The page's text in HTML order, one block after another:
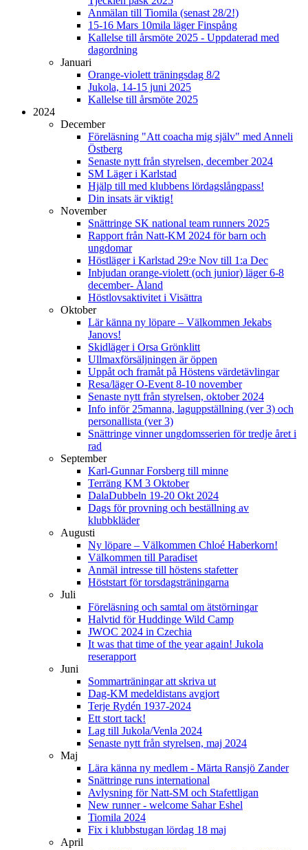
Anmälan till Tiomila (senast 28/2!)
15-16 Mars 10mila läger Finspång
Kallelse till årsmöte 2025 - Uppdaterad med
dagordning
Januari
Orange-violett träningsdag 8/2
Jukola, 14-15 juni 2025
Kallelse till årsmöte 2025
2024
December
Föreläsning "Att coacha mig själv" med Anneli
Östberg
Senaste nytt från styrelsen, december 2024
SM Läger i Karlstad
Hjälp till med klubbens lördagslångpass!
Din insats är viktig!
November
Snättringe SK national team runners 2025
Rapport från Natt-KM 2024 för barn och
ungdomar
Höstläger i Karlstad 29:e Nov till 1:a Dec
Inbjudan orange-violett (och junior) läger 6-8
december- Åland
Höstlovsaktivitet i Visättra
Oktober
Lär känna ny löpare – Välkommen Jekabs
Janovs!
Skidläger i Orsa Grönklitt
Ullmaxförsäljningen är öppen
Uppåt och framåt på Höstens värdetävlingar
Resa/läger O-Event 8-10 november
Senaste nytt från styrelsen, oktober 2024
Info inför 25manna, laguppställning (ver 3) och
personallista (ver 3)
Snättringe vinner ungdomsserien för tredje året i
rad
September
Karl-Gunnar Forsberg till minne
Terräng KM 3 Oktober
DalaDubbeln 19-20 Okt 2024
Dags för provning och beställning av
klubbkläder
Augusti
Ny löpare – Välkommen Chloé Haberkorn!
Välkommen till Paradiset
Anmäl intresse till höstens stafetter
Höststart för torsdagsträningarna
Juli
Föreläsning och samtal om ätstörningar
Halvtid för Huddinge Wild Camp
JWOC 2024 in Czechia
It was that time of the year again! Jukola
reserapport
Juni
Sommarträningar att skriva ut
Dag-KM medeldistans avgjort
Terje Rydén 1937-2024
Ett stort tack!
Lag till Jukola/Venla 2024
Senaste nytt från styrelsen, maj 2024
Maj
Lära känna ny medlem - Märta Ransjö Zander
Snättringe runs international
Avlysning för Natt-SM och Stafettligan
New runner - welcome Sahar Eshel
Tiomila 2024
Fix i klubbstugan lördag 18 maj
April